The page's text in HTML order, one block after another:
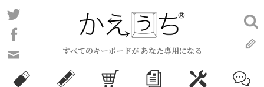
コ
ン
ン
ツ
すべてのキーボードが あなた専用になる
い
合
検
索: